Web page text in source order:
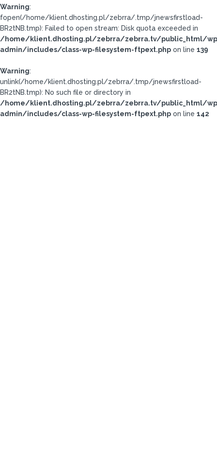
Warning:
fopen(/home/klient.dhosting.pl/zebrra/.tmp/jnewsfirstload-
BR2tNB.tmp): Failed to open stream: Disk quota exceeded in
/home/klient.dhosting.pl/zebrra/zebrra.tv/public_html/
admin/includes/class-wp-filesystem-ftpext.php on line 139
Warning:
unlink(/home/klient.dhosting.pl/zebrra/.tmp/jnewsfirstload-
BR2tNB.tmp): No such file or directory in
/home/klient.dhosting.pl/zebrra/zebrra.tv/public_html/
admin/includes/class-wp-filesystem-ftpext.php on line 142